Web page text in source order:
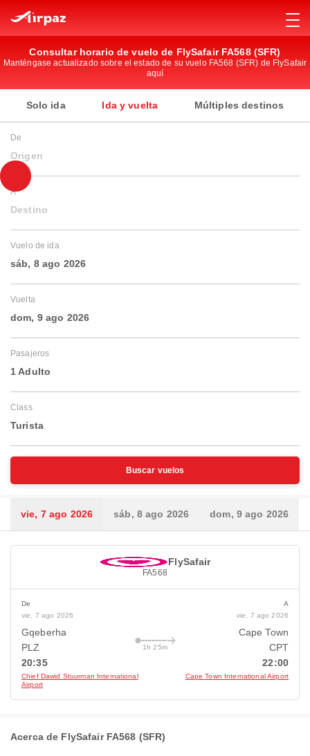
Consultar horario de vuelo de FlySafair FA568 (SFR)
Manténgase actualizado sobre el estado de su vuelo FA568 (SFR) de FlySafair
aquí
Solo ida Ida y vuelta Múltiples destinos
De
Origen
A
Destino
Vuelo de ida
sáb, 8 ago 2026
Vuelta
dom, 9 ago 2026
Pasajeros
1 Adulto
Class
Turista
Buscar vuelos
vie, 7 ago 2026 sáb, 8 ago 2026 dom, 9 ago 2026
FlySafair
FA568
De
vie, 7 ago 2026
Gqeberha
PLZ
20:35
Chief Dawid Stuurman International
Airport
1h 25m
A
vie, 7 ago 2026
Cape Town
CPT
22:00
Cape Town International Airport
Acerca de FlySafair FA568 (SFR)